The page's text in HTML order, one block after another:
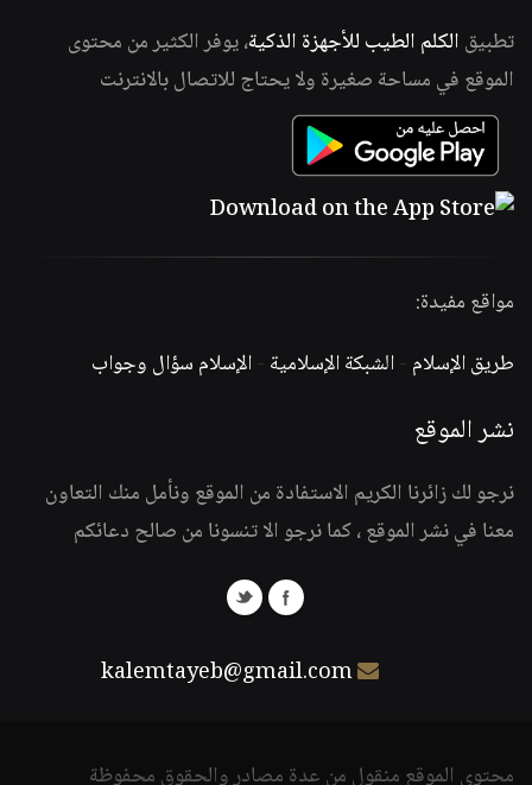
تطبيق الكلم الطيب للأجهزة الذكية، يوفر الكثير من محتوى
الموقع في مساحة صغيرة ولا يحتاج للاتصال بالانترنت
مواقع مفيدة:
طريق الإسلام -الشبكة الإسلامية -الإسلام سؤال وجواب
نشر الموقع
نرجو لك زائرنا الكريم الاستفادة من الموقع ونأمل منك التعاون
معنا في نشر الموقع ، كما نرجو الا تنسونا من صالح دعائكم
kalemtayeb@gmail.com
محتوى الموقع منقول من عدة مصادر والحقوق محفوظة